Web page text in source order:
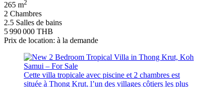
265 m2
2 Chambres
2.5 Salles de bains
5 990 000 THB
Prix de location: à la demande
Cette villa tropicale avec piscine et 2 chambres est
située à Thong Krut, l’un des villages côtiers les plus